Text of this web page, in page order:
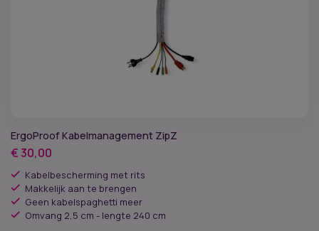
ErgoProof Kabelmanagement ZipZ
€30,00
Kabelbescherming met rits
Makkelijk aan te brengen
Geen kabelspaghetti meer
Omvang 2,5 cm - lengte 240 cm